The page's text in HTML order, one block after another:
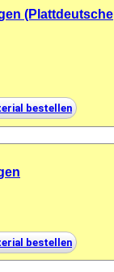
(Plattdeutsche
bestellen
bestellen